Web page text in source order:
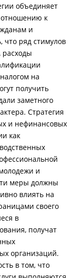
объединяет
отношению к
и
что ряд стимулов
на
получить
заметного
Стратегия
и нефинансовых
как
и
меры должны
влиять на
своего
в
получат
организаций.
в том, что